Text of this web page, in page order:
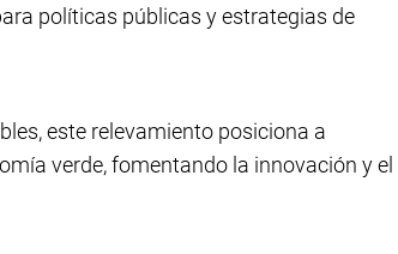
políticas públicas y estrategias de
este relevamiento posiciona a
verde, fomentando la innovación y el